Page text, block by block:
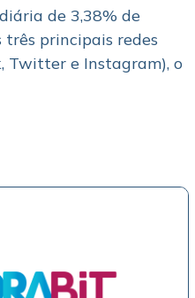
de 3,38% de
principais redes
Twitter e Instagram), o